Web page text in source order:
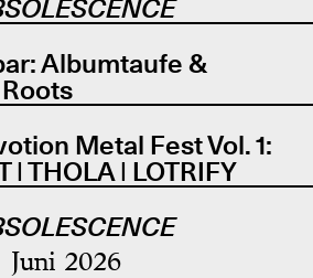
Albumtaufe &
Metal Fest Vol. 1:
| THOLA | LOTRIFY
Juni 2026